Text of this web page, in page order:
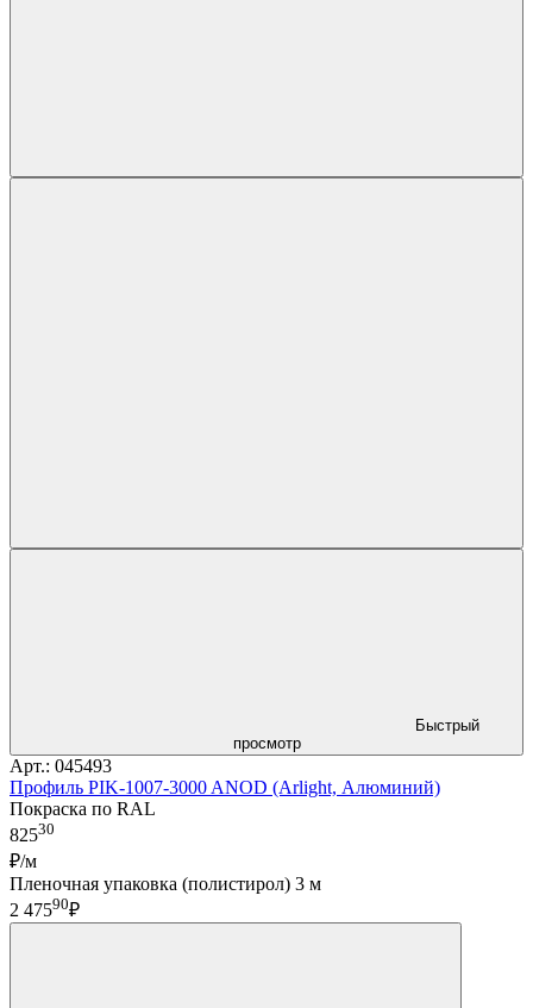
Быстрый
просмотр
Арт.: 045493
Профиль PIK-1007-3000 ANOD (Arlight, Алюминий)
Покраска по RAL
82530
₽/м
Пленочная упаковка (полистирол) 3 м
2 47590₽